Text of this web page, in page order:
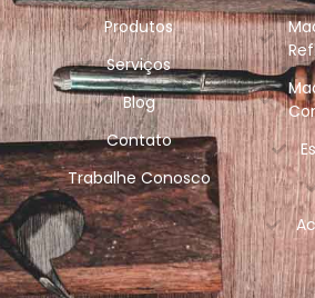
Produtos
Serviços
Blog
Contato
Trabalhe Conosco